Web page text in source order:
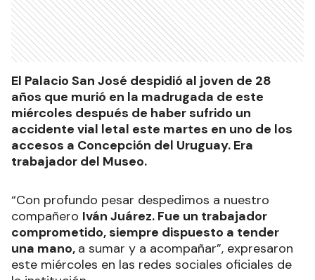
El Palacio San José despidió al joven de 28
años que murió en la madrugada de este
miércoles después de haber sufrido un
accidente vial letal este martes en uno de los
accesos a Concepción del Uruguay. Era
trabajador del Museo.
“Con profundo pesar despedimos a nuestro
compañero Iván Juárez. Fue un trabajador
comprometido, siempre dispuesto a tender
una mano, a sumar y a acompañar”, expresaron
este miércoles en las redes sociales oficiales de